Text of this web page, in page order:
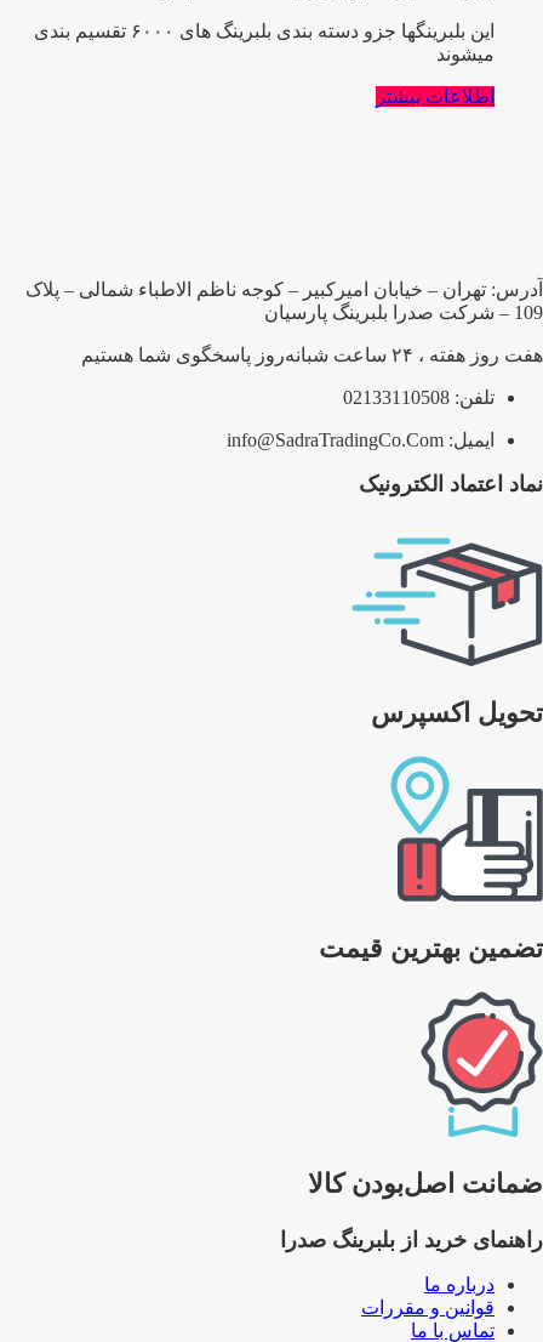
این بلبرینگها جزو دسته بندی بلبرینگ های ۶۰۰۰ تقسیم بندی
میشوند
اطلاعات بیشتر
آدرس: تهران – خیابان امیرکبیر – کوجه ناظم الاطباء شمالی – پلاک
109 – شرکت صدرا بلبرینگ پارسیان
هفت روز هفته ، ۲۴ ساعت شبانه‌روز پاسخگوی شما هستیم
تلفن: 02133110508
ایمیل: info@SadraTradingCo.Com
نماد اعتماد الکترونیک
تحویل اکسپرس
تضمین بهترین قیمت
ضمانت اصل‌بودن کالا
راهنمای خرید از بلبرینگ صدرا
درباره ما
قوانین و مقررات
تماس با ما